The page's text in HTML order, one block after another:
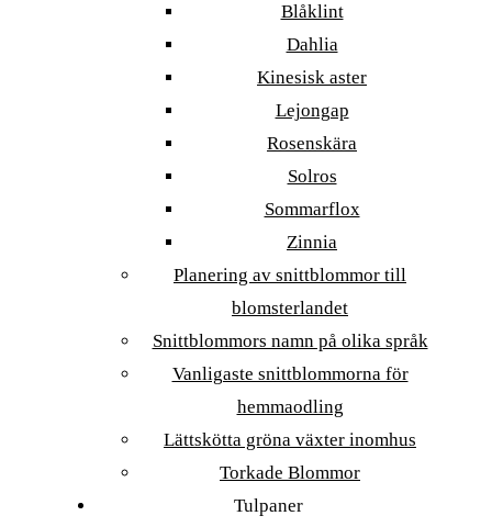
Blåklint
Dahlia
Kinesisk aster
Lejongap
Rosenskära
Solros
Sommarflox
Zinnia
Planering av snittblommor till
blomsterlandet
Snittblommors namn på olika språk
Vanligaste snittblommorna för
hemmaodling
Lättskötta gröna växter inomhus
Torkade Blommor
Tulpaner